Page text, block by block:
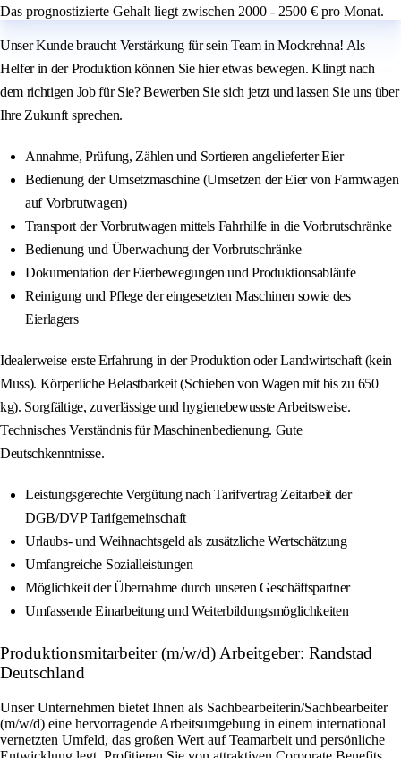
Das prognostizierte Gehalt liegt zwischen 2000 - 2500 € pro Monat.
Unser Kunde braucht Verstärkung für sein Team in Mockrehna! Als
Helfer in der Produktion können Sie hier etwas bewegen. Klingt nach
dem richtigen Job für Sie? Bewerben Sie sich jetzt und lassen Sie uns über
Ihre Zukunft sprechen.
Annahme, Prüfung, Zählen und Sortieren angelieferter Eier
Bedienung der Umsetzmaschine (Umsetzen der Eier von Farmwagen
auf Vorbrutwagen)
Transport der Vorbrutwagen mittels Fahrhilfe in die Vorbrutschränke
Bedienung und Überwachung der Vorbrutschränke
Dokumentation der Eierbewegungen und Produktionsabläufe
Reinigung und Pflege der eingesetzten Maschinen sowie des
Eierlagers
Idealerweise erste Erfahrung in der Produktion oder Landwirtschaft (kein
Muss). Körperliche Belastbarkeit (Schieben von Wagen mit bis zu 650
kg). Sorgfältige, zuverlässige und hygienebewusste Arbeitsweise.
Technisches Verständnis für Maschinenbedienung. Gute
Deutschkenntnisse.
Leistungsgerechte Vergütung nach Tarifvertrag Zeitarbeit der
DGB/DVP Tarifgemeinschaft
Urlaubs- und Weihnachtsgeld als zusätzliche Wertschätzung
Umfangreiche Sozialleistungen
Möglichkeit der Übernahme durch unseren Geschäftspartner
Umfassende Einarbeitung und Weiterbildungsmöglichkeiten
Produktionsmitarbeiter (m/w/d) Arbeitgeber: Randstad
Deutschland
Unser Unternehmen bietet Ihnen als Sachbearbeiterin/Sachbearbeiter
(m/w/d) eine hervorragende Arbeitsumgebung in einem international
vernetzten Umfeld, das großen Wert auf Teamarbeit und persönliche